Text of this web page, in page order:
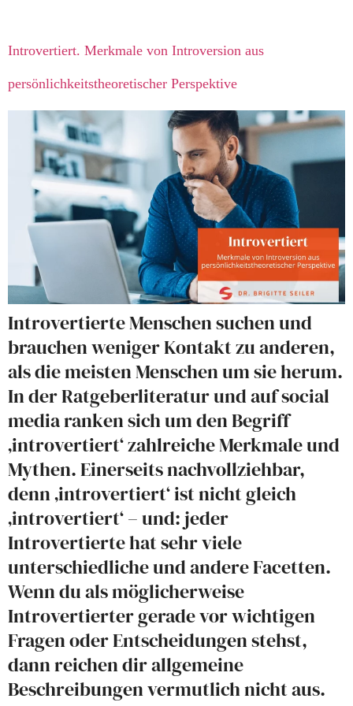
Introvertiert. Merkmale von Introversion aus
persönlichkeitstheoretischer Perspektive
Introvertierte Menschen suchen und
brauchen weniger Kontakt zu anderen,
als die meisten Menschen um sie herum.
In der Ratgeberliteratur und auf social
media ranken sich um den Begriff
‚introvertiert‘ zahlreiche Merkmale und
Mythen. Einerseits nachvollziehbar,
denn ‚introvertiert‘ ist nicht gleich
‚introvertiert‘ – und: jeder
Introvertierte hat sehr viele
unterschiedliche und andere Facetten.
Wenn du als möglicherweise
Introvertierter gerade vor wichtigen
Fragen oder Entscheidungen stehst,
dann reichen dir allgemeine
Beschreibungen vermutlich nicht aus.